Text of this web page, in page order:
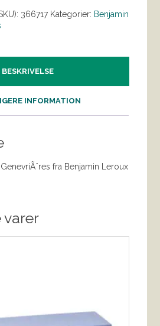
366717 Kategorier: Benjamin
BESKRIVELSE
INFORMATION
fra Benjamin Leroux
varer